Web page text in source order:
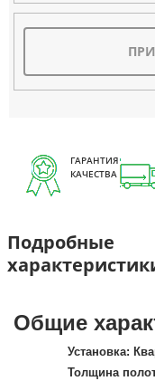
ГАРАНТИЯ
КАЧЕСТВА
Подробные
Общие
Установка:
Толщина